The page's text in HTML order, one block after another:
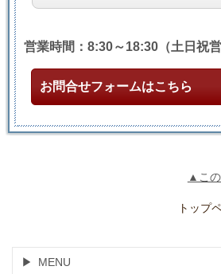
営業時間：8:30～18:30（土日祝営
お問合せフォームはこちら
▲こ
トップ
MENU